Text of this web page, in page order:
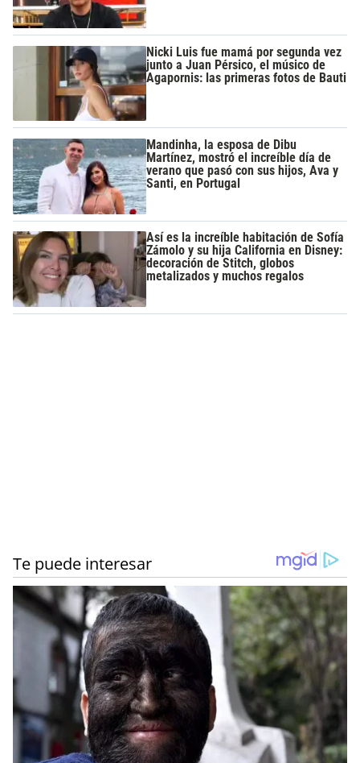
Nicki Luis fue mamá por segunda vez
junto a Juan Pérsico, el músico de
Agapornis: las primeras fotos de Bauti
Mandinha, la esposa de Dibu
Martínez, mostró el increíble día de
verano que pasó con sus hijos, Ava y
Santi, en Portugal
Así es la increíble habitación de Sofía
Zámolo y su hija California en Disney:
decoración de Stitch, globos
metalizados y muchos regalos